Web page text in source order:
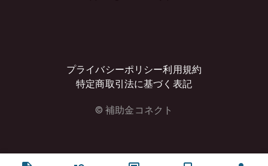
プライバシーポリシー利用規約
特定商取引法に基づく表記
© 補助金コネクト